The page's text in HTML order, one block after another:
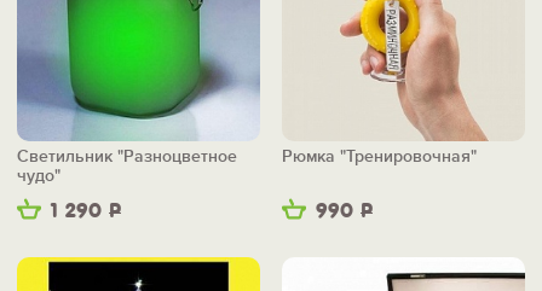
1 290 Р
Светильник "Разноцветное
чудо"
990 Р
Рюмка "Тренировочная"